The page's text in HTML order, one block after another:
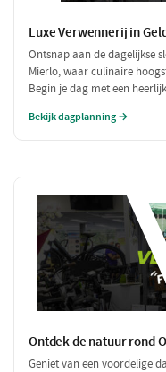
Luxe Verwennerij in
Ontsnap aan de dagelijkse
Mierlo, waar culinaire
Begin je dag met een
compleet met een
Bekijk dagplanning →
Ontdek de natuur rond
Geniet van een voordelige